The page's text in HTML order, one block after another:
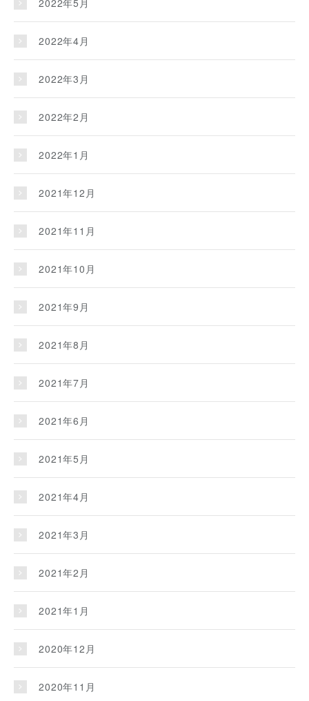
2022年5月
2022年4月
2022年3月
2022年2月
2022年1月
2021年12月
2021年11月
2021年10月
2021年9月
2021年8月
2021年7月
2021年6月
2021年5月
2021年4月
2021年3月
2021年2月
2021年1月
2020年12月
2020年11月